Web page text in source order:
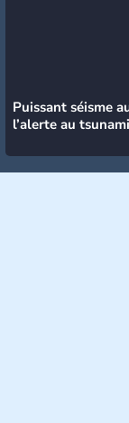
Puissant séisme
l’alerte au tsunami